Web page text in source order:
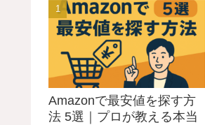
Amazonで最安値を探す方
法 5選｜プロが教える本当